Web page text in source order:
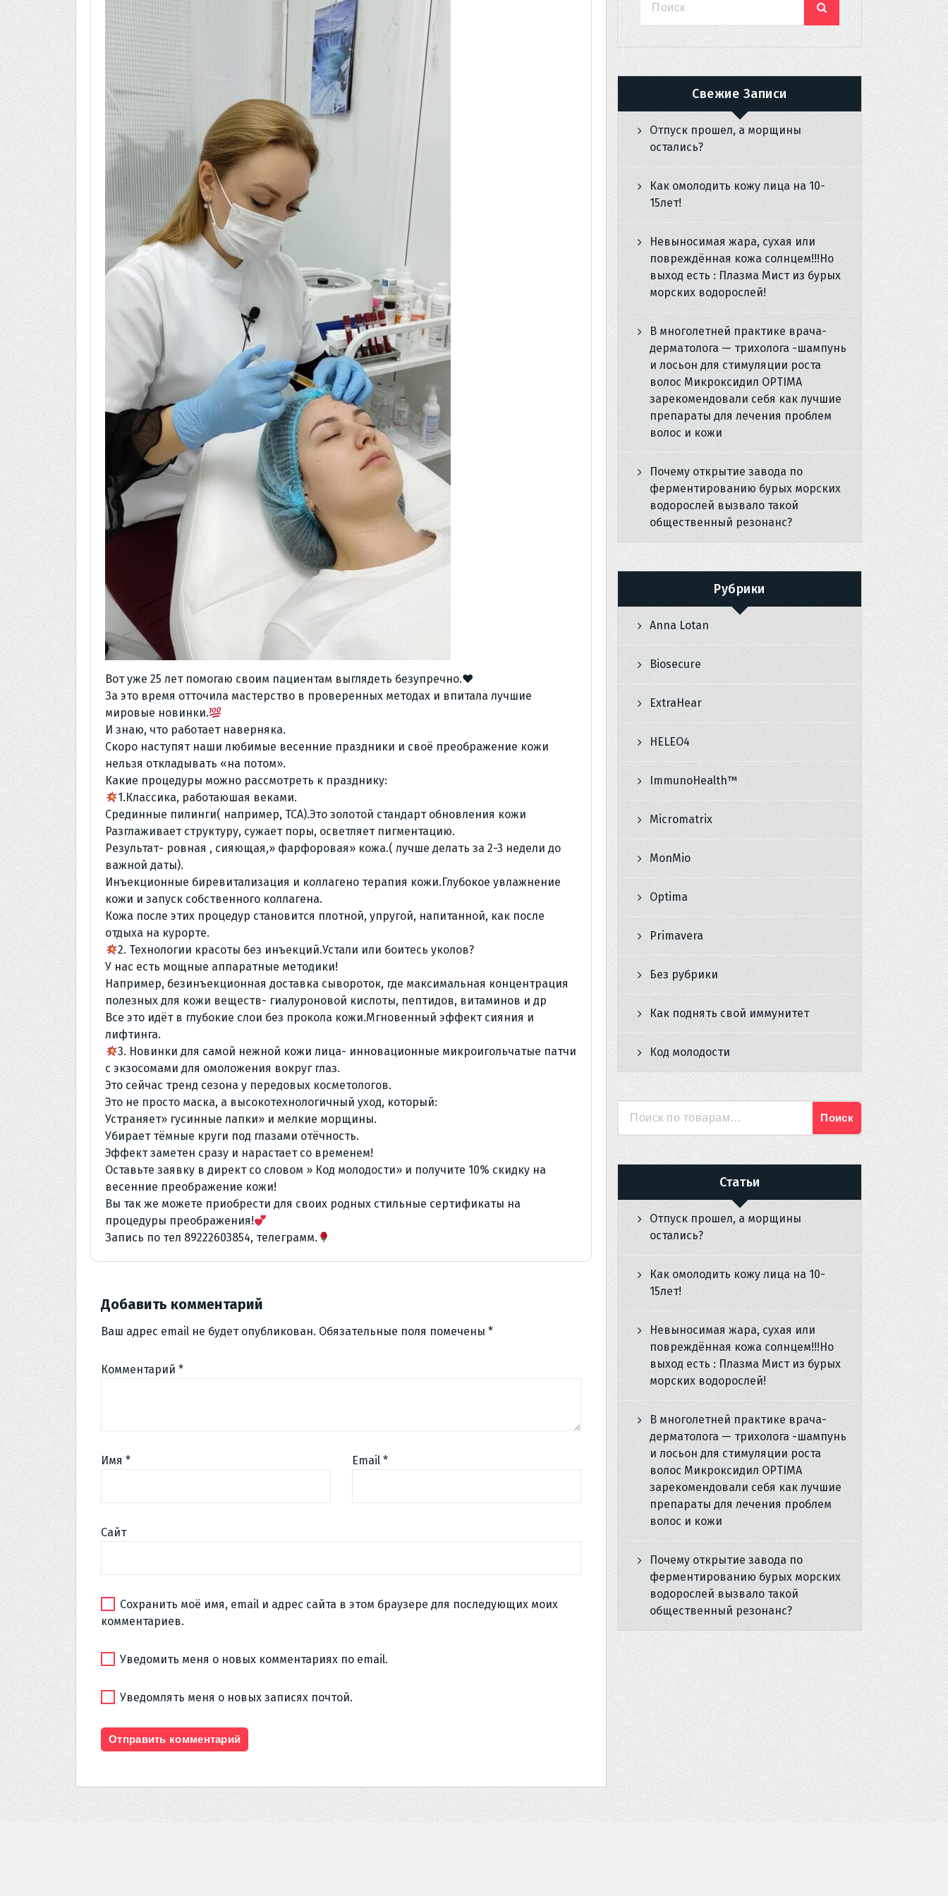
Вот уже 25 лет помогаю своим пациентам выглядеть безупречно.♥️
За это время отточила мастерство в проверенных методах и впитала лучшие
мировые новинки.
И знаю, что работает наверняка.
Скоро наступят наши любимые весенние праздники и своё преображение кожи
нельзя откладывать «на потом».
Какие процедуры можно рассмотреть к празднику:
1.Классика, работаюшая веками.
Срединные пилинги( например, ТСА).Это золотой стандарт обновления кожи
Разглаживает структуру, сужает поры, осветляет пигментацию.
Результат- ровная , сияющая,» фарфоровая» кожа.( лучше делать за 2-3 недели до
важной даты).
Инъекционные биревитализация и коллагено терапия кожи.Глубокое увлажнение
кожи и запуск собственного коллагена.
Кожа после этих процедур становится плотной, упругой, напитанной, как после
отдыха на курорте.
2. Технологии красоты без инъекций.Устали или боитесь уколов?
У нас есть мощные аппаратные методики!
Например, безинъекционная доставка сывороток, где максимальная концентрация
полезных для кожи веществ- гиалуроновой кислоты, пептидов, витаминов и др
Все это идёт в глубокие слои без прокола кожи.Мгновенный эффект сияния и
лифтинга.
3. Новинки для самой нежной кожи лица- инновационные микроигольчатые патчи
с экзосомами для омоложения вокруг глаз.
Это сейчас тренд сезона у передовых косметологов.
Это не просто маска, а высокотехнологичный уход, который:
Устраняет» гусинные лапки» и мелкие морщины.
Убирает тёмные круги под глазами отёчность.
Эффект заметен сразу и нарастает со временем!
Оставьте заявку в директ со словом » Код молодости» и получите 10% скидку на
весенние преображение кожи!
Вы так же можете приобрести для своих родных стильные сертификаты на
процедуры преображения!
Запись по тел 89222603854, телеграмм.
Добавить комментарий
Ваш адрес email не будет опубликован. Обязательные поля помечены *
Комментарий *
Имя * Email *
Сайт
Сохранить моё имя, email и адрес сайта в этом браузере для последующих моих
комментариев.
Уведомить меня о новых комментариях по email.
Уведомлять меня о новых записях почтой.
Свежие Записи
Отпуск прошел, а морщины
остались?
Как омолодить кожу лица на 10-
15лет!
Невыносимая жара, сухая или
повреждённая кожа солнцем!!!Но
выход есть : Плазма Мист из бурых
морских водорослей!
В многолетней практике врача-
дерматолога — трихолога -шампунь
и лосьон для стимуляции роста
волос Микроксидил OPTIMA
зарекомендовали себя как лучшие
препараты для лечения проблем
волос и кожи
Почему открытие завода по
ферментированию бурых морских
водорослей вызвало такой
общественный резонанс?
Рубрики
Anna Lotan
Biosecure
ExtraHear
HELEO4
ImmunoHealth™
Micromatrix
MonMio
Optima
Primavera
Без рубрики
Как поднять свой иммунитет
Код молодости
Искать:
Поиск
Статьи
Отпуск прошел, а морщины
остались?
Как омолодить кожу лица на 10-
15лет!
Невыносимая жара, сухая или
повреждённая кожа солнцем!!!Но
выход есть : Плазма Мист из бурых
морских водорослей!
В многолетней практике врача-
дерматолога — трихолога -шампунь
и лосьон для стимуляции роста
волос Микроксидил OPTIMA
зарекомендовали себя как лучшие
препараты для лечения проблем
волос и кожи
Почему открытие завода по
ферментированию бурых морских
водорослей вызвало такой
общественный резонанс?